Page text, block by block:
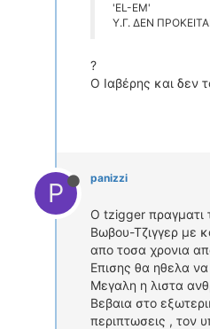
'EL-EM'
Y.Γ. ΔΕΝ
?
Ο Ιαβέρης και δεν
P panizzi
O tzigger πραγματι
Βωβου-Τζιγγερ με
απο τοσα χρονια
Επισης θα ηθελα
Μεγαλη η λιστα
Βεβαια στο
περιπτωσεις , τον